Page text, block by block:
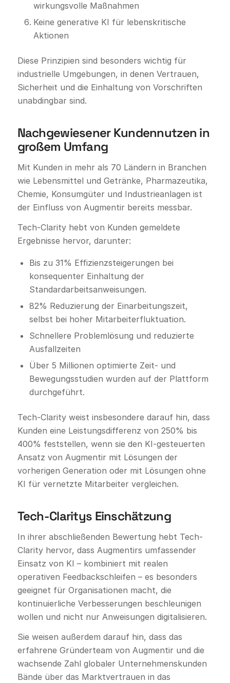
wirkungsvolle Maßnahmen
Keine generative KI für lebenskritische
Aktionen
Diese Prinzipien sind besonders wichtig für
industrielle Umgebungen, in denen Vertrauen,
Sicherheit und die Einhaltung von Vorschriften
unabdingbar sind.
Nachgewiesener Kundennutzen in
großem Umfang
Mit Kunden in mehr als 70 Ländern in Branchen
wie Lebensmittel und Getränke, Pharmazeutika,
Chemie, Konsumgüter und Industrieanlagen ist
der Einfluss von Augmentir bereits messbar.
Tech-Clarity hebt von Kunden gemeldete
Ergebnisse hervor, darunter:
Bis zu 31% Effizienzsteigerungen bei
konsequenter Einhaltung der
Standardarbeitsanweisungen.
82% Reduzierung der Einarbeitungszeit,
selbst bei hoher Mitarbeiterfluktuation.
Schnellere Problemlösung und reduzierte
Ausfallzeiten
Über 5 Millionen optimierte Zeit- und
Bewegungsstudien wurden auf der Plattform
durchgeführt.
Tech-Clarity weist insbesondere darauf hin, dass
Kunden eine Leistungsdifferenz von 250% bis
400% feststellen, wenn sie den KI-gesteuerten
Ansatz von Augmentir mit Lösungen der
vorherigen Generation oder mit Lösungen ohne
KI für vernetzte Mitarbeiter vergleichen.
Tech-Claritys Einschätzung
In ihrer abschließenden Bewertung hebt Tech-
Clarity hervor, dass Augmentirs umfassender
Einsatz von KI – kombiniert mit realen
operativen Feedbackschleifen – es besonders
geeignet für Organisationen macht, die
kontinuierliche Verbesserungen beschleunigen
wollen und nicht nur Anweisungen digitalisieren.
Sie weisen außerdem darauf hin, dass das
erfahrene Gründerteam von Augmentir und die
wachsende Zahl globaler Unternehmenskunden
Bände über das Marktvertrauen in das